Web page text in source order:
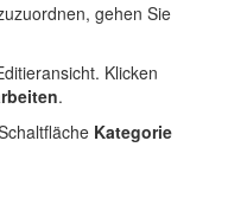
gehen Sie
Klicken
.
Kategorie